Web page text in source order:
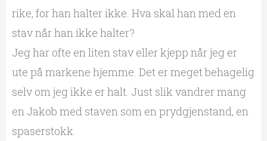
rike, for han halter ikke. Hva skal han med en
stav når han ikke halter?
Jeg har ofte en liten stav eller kjepp når jeg er
ute på markene hjemme. Det er meget behagelig
selv om jeg ikke er halt. Just slik vandrer mang
en Jakob med staven som en prydgjenstand, en
spaserstokk.